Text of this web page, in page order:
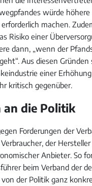
würde höhere
machen.
Risiko einer
dann, „wenn der
Aus diesen Gründen
einer
kritisch gegenüber.
an die Politik
Forderungen der
der
Anbieter. So
beim Verband der
der Politik ganz